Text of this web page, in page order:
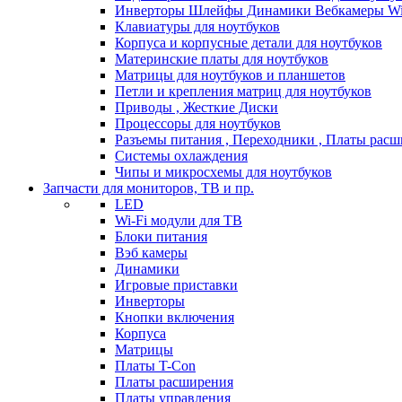
Инверторы Шлейфы Динамики Вебкамеры
Клавиатуры для ноутбуков
Корпуса и корпусные детали для ноутбуков
Материнские платы для ноутбуков
Матрицы для ноутбуков и планшетов
Петли и крепления матриц для ноутбуков
Приводы , Жесткие Диски
Процессоры для ноутбуков
Разъемы питания , Переходники , Платы
Системы охлаждения
Чипы и микросхемы для ноутбуков
Запчасти для мониторов, ТВ и пр.
LED
Wi-Fi модули для ТВ
Блоки питания
Вэб камеры
Динамики
Игровые приставки
Инверторы
Кнопки включения
Корпуса
Матрицы
Платы T-Con
Платы расширения
Платы управления